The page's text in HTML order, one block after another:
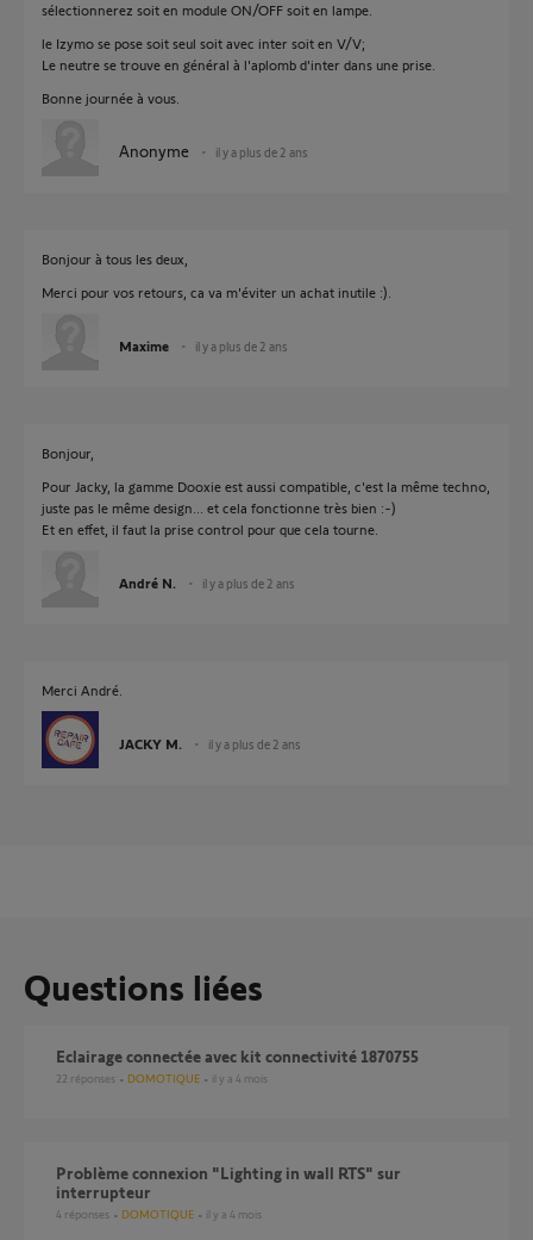
sélectionnerez soit en module ON/OFF soit en lampe.
le Izymo se pose soit seul soit avec inter soit en V/V;
Le neutre se trouve en général à l'aplomb d'inter dans une prise.
Bonne journée à vous.
Anonyme il y a plus de 2 ans
Bonjour à tous les deux,
Merci pour vos retours, ca va m'éviter un achat inutile :).
Maxime il y a plus de 2 ans
Bonjour,
Pour Jacky, la gamme Dooxie est aussi compatible, c'est la même techno,
juste pas le même design... et cela fonctionne très bien :-)
Et en effet, il faut la prise control pour que cela tourne.
André N. il y a plus de 2 ans
Merci André.
JACKY M. il y a plus de 2 ans
Questions liées
Eclairage connectée avec kit connectivité 1870755
22 réponses DOMOTIQUE il y a 4 mois
Problème connexion "Lighting in wall RTS" sur
interrupteur
4 réponses DOMOTIQUE il y a 4 mois